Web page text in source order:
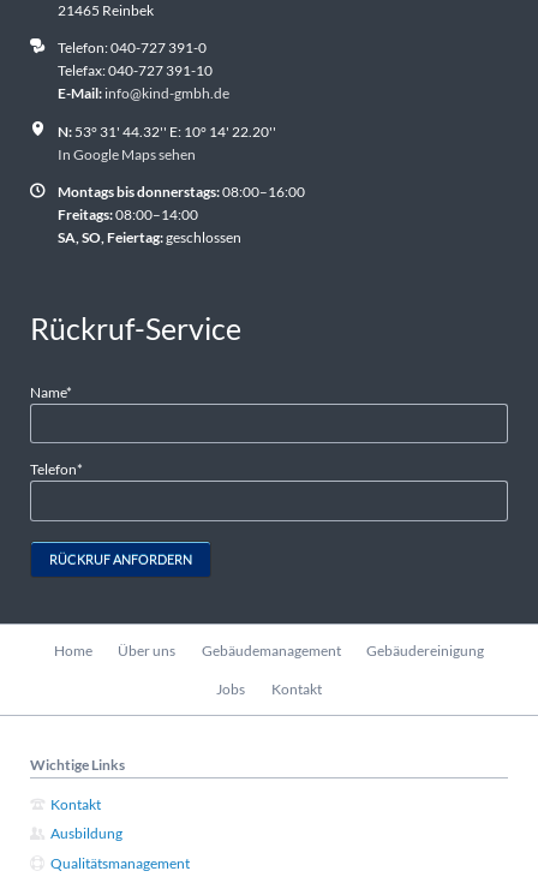
21465 Reinbek
Telefon: 040-727 391-0
Telefax: 040-727 391-10
E-Mail: info@kind-gmbh.de
N:53° 31' 44.32'' E: 10° 14' 22.20''
In Google Maps sehen
Montags bis donnerstags:08:00–16:00
Freitags:08:00–14:00
SA, SO, Feiertag:geschlossen
Rückruf-Service
Pflichtfeld
Name*
Pflichtfeld
Telefon*
RÜCKRUF ANFORDERN
Navigation
Home Über uns Gebäudemanagement Gebäudereinigung
Jobs Kontakt
Wichtige Links
Kontakt
Ausbildung
Qualitätsmanagement